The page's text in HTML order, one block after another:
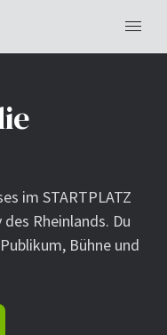
im STARTPLATZ
Rheinlands. Du
Bühne und